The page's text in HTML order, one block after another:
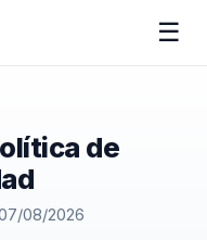
☰
de
08/2026